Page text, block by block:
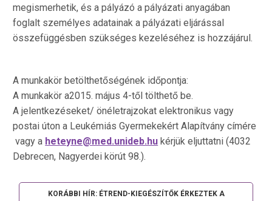
megismerhetik, és a pályázó a pályázati anyagában
foglalt személyes adatainak a pályázati eljárással
összefüggésben szükséges kezeléséhez is hozzájárul.
A munkakör betölthetőségének időpontja:
A munkakör a2015. május 4-től tölthető be.
A jelentkezéseket/ önéletrajzokat elektronikus vagy
postai úton a Leukémiás Gyermekekért Alapítvány címére
vagy a heteyne@med.unideb.hu kérjük eljuttatni (4032
Debrecen, Nagyerdei körút 98.).
KORÁBBI HÍR: ÉTREND-KIEGÉSZÍTŐK ÉRKEZTEK A